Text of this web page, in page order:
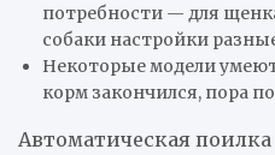
потребности — для
собаки настройки
Некоторые модели
корм закончился, пора
Автоматическая